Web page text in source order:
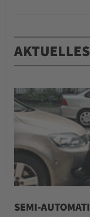
SEMI-